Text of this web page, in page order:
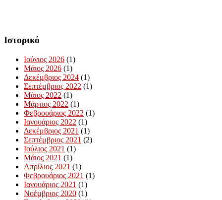
Ιστορικό
Ιούνιος 2026 (1)
Μάιος 2026 (1)
Δεκέμβριος 2024 (1)
Σεπτέμβριος 2022 (1)
Μάιος 2022 (1)
Μάρτιος 2022 (1)
Φεβρουάριος 2022 (1)
Ιανουάριος 2022 (1)
Δεκέμβριος 2021 (1)
Σεπτέμβριος 2021 (2)
Ιούλιος 2021 (1)
Μάιος 2021 (1)
Απρίλιος 2021 (1)
Φεβρουάριος 2021 (1)
Ιανουάριος 2021 (1)
Νοέμβριος 2020 (1)